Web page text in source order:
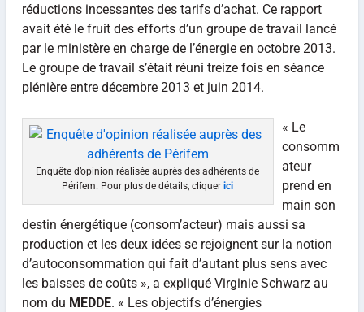
réductions incessantes des tarifs d’achat. Ce rapport
avait été le fruit des efforts d’un groupe de travail lancé
par le ministère en charge de l’énergie en octobre 2013.
Le groupe de travail s’était réuni treize fois en séance
plénière entre décembre 2013 et juin 2014.
Enquête d’opinion réalisée auprès des adhérents de
Périfem. Pour plus de détails, cliquerici
« Le
consomm
ateur
prend en
main son
destin énergétique (consom’acteur) mais aussi sa
production et les deux idées se rejoignent sur la notion
d’autoconsommation qui fait d’autant plus sens avec
les baisses de coûts », a expliqué Virginie Schwarz au
nom du MEDDE. « Les objectifs d’énergies